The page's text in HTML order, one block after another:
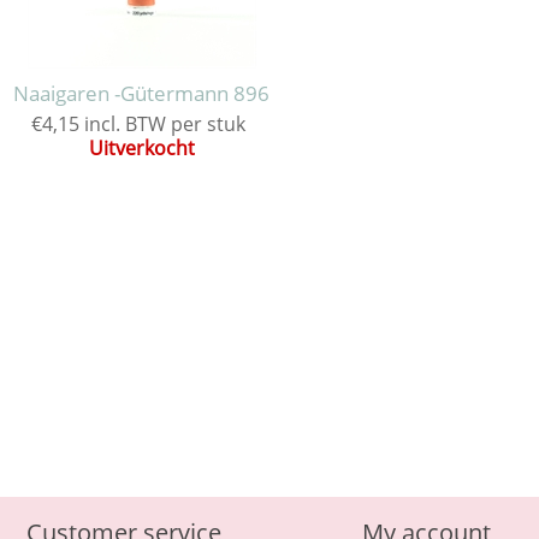
Naaigaren -Gütermann 896
€4,15 incl. BTW per stuk
Uitverkocht
Customer service My account